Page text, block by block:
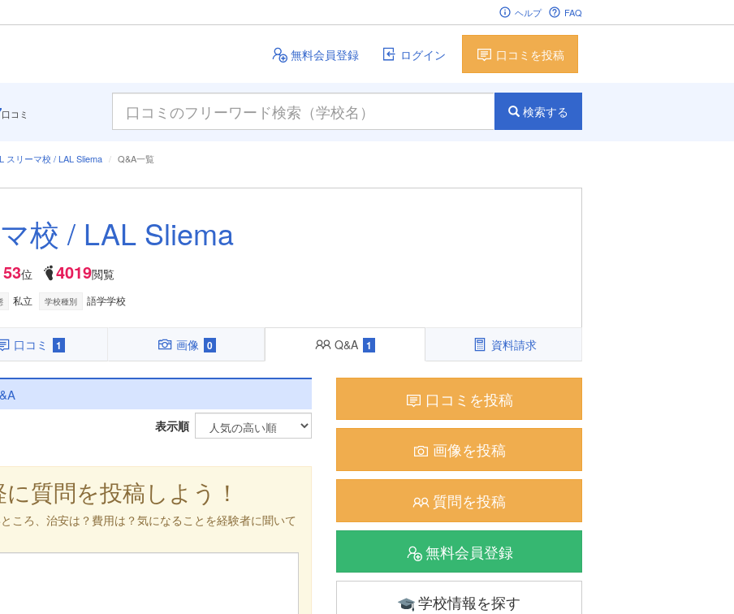
ヘルプ FAQ
無料会員登録 ログイン 口コミを投稿
口コミ 検索する
スリーマ校 / LAL Sliema Q&A一覧
校 / LAL Sliema
53位 4019閲覧
私立 学校種別 語学学校
口コミ 1 画像 0 Q&A 1 資料請求
表示順
質問を投稿しよう！
ころ、治安は？費用は？気になることを経験者に聞いて
口コミを投稿
画像を投稿
質問を投稿
無料会員登録
学校情報を探す